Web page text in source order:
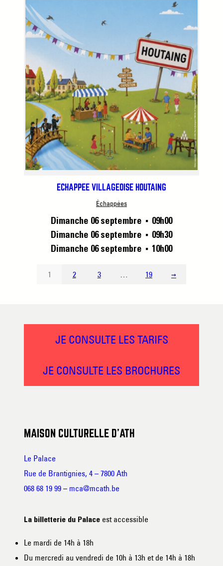
ÉCHAPPÉE VILLAGEOISE HOUTAING
Échappées
Dimanche 06 septembre ■
09h00
Dimanche 06 septembre
■
09h30
Dimanche 06 septembre
■ 10h00
1 2 3 … 19 →
JE CONSULTE LES TARIFS
JE CONSULTE LES BROCHURES
MAISON CULTURELLE D’ATH
Le Palace
Rue de Brantignies, 4 – 7800 Ath
068 68 19 99 – mca@mcath.be
La billetterie du Palace est accessible
Le mardi de 14h à 18h
Du mercredi au vendredi de 10h à 13h et de 14h à 18h